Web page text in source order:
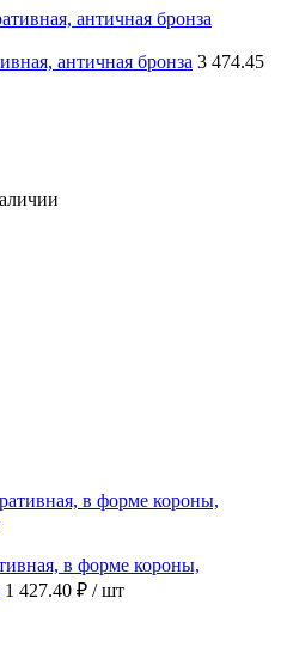
античная бронза 3 474.45
в форме короны,
1 427.40 ₽ / шт